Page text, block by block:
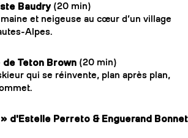
Baudry (20 min)
et neigeuse au cœur d’un village
Alpes.
Teton Brown (20 min)
qui se réinvente, plan après plan,
d'Estelle Perreto & Enguerand Bonnet